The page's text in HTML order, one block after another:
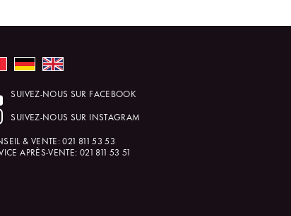
SUIVEZ-NOUS SUR FACEBOOK
SUIVEZ-NOUS SUR INSTAGRAM
& VENTE:021 811 53 53
APRÈS-VENTE: 021 811 53 51